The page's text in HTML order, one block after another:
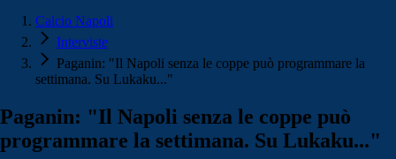
Calcio Napoli
Interviste
Paganin: "Il Napoli senza le coppe può programmare la
settimana. Su Lukaku..."
Paganin: "Il Napoli senza le coppe può
programmare la settimana. Su Lukaku..."